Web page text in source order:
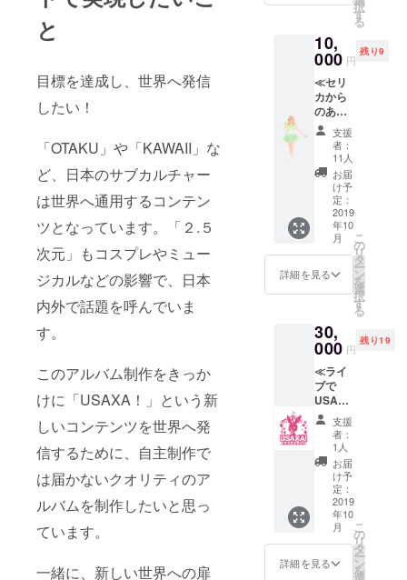
と
目標を達成し、世界へ発信
したい！
「OTAKU」や「KAWAII」な
ど、日本のサブカルチャー
は世界へ通用するコンテン
ツとなっています。「２.５
次元」もコスプレやミュー
ジカルなどの影響で、日本
内外で話題を呼んでいま
す。
このアルバム制作をきっか
けに「USAXA！」という新
しいコンテンツを世界へ発
信するために、自主制作で
は届かないクオリティのア
ルバムを制作したいと思っ
ています。
一緒に、新しい世界への扉
作プロジェ
月頃開
催予
定） ★
クラウ
ドファ
ンディ
ン グ限
定缶
バッチ
２個
セ ージ
鍋氏歌
唱 シン
グル
CD「男
鹿慕
情」 ★
クラウ
ドファ
ンディ
ング支
援者限
定参加
イベン
トチ
ケット
（７月
～８月
ウド
ファン
ディン
グ限定
缶バッ
チ２個
択
す
る
10,
000 円
残り9
≪セリ
カから
のあり
がと
う！リ
ターン
≫ ★ア
ルバム
１枚 ★
セリカ
手作り
サイリ
ウム ★
セリカ
からの
お礼
ージ動
画
★「リ
サたん
の!ぺぽ
ぱぴ
ぷぅそ
んぐ
☆」セ
リカver
のシン
グルCD
★クラ
ウド
ファン
ディン
グ支援
支援
者：
11人
お届
け予
定：
2019
年10
月
詳細を見る
こ
の
リ
タ
ー
ン
を
選
択
す
る
30,
000 円
残り19
≪ライ
ブで
USAXA
！リ
ターン
≫ ★ア
ルバム
１枚
★USA
XA！か
らのお
礼メッ
セージ
動画 ★
クラウ
支援
者：
1人
お届
け予
定：
2019
年10
月
詳細を見る
こ
の
リ
タ
ー
ン
を